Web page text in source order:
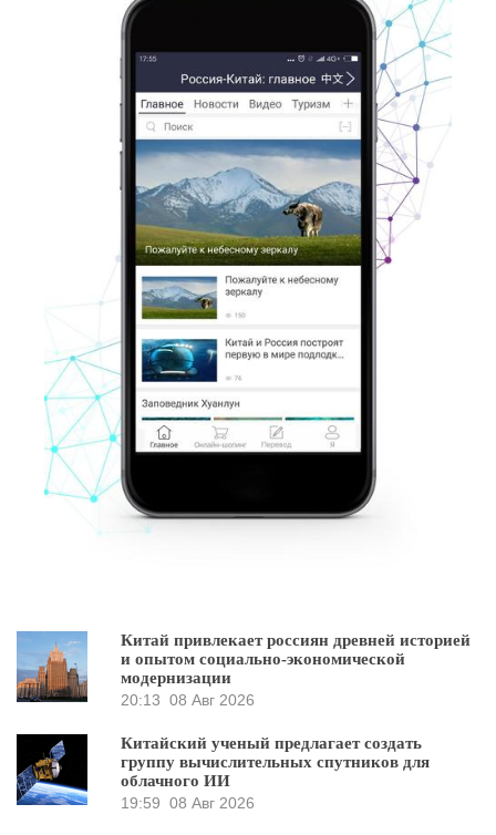
Китай привлекает россиян древней историей
и опытом социально-экономической
модернизации
20:13 08 Авг 2026
Китайский ученый предлагает создать
группу вычислительных спутников для
облачного ИИ
19:59 08 Авг 2026